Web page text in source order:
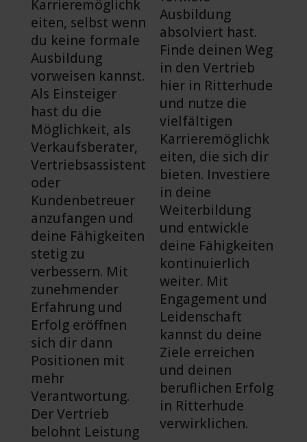
Karrieremöglichk
eiten, selbst wenn
du keine formale
Ausbildung
vorweisen kannst.
Als Einsteiger
hast du die
Möglichkeit, als
Verkaufsberater,
Vertriebsassistent
oder
Kundenbetreuer
anzufangen und
deine Fähigkeiten
stetig zu
verbessern. Mit
zunehmender
Erfahrung und
Erfolg eröffnen
sich dir dann
Positionen mit
mehr
Verantwortung.
Der Vertrieb
belohnt Leistung
Ausbildung
absolviert hast.
Finde deinen Weg
in den Vertrieb
hier in Ritterhude
und nutze die
vielfältigen
Karrieremöglichk
eiten, die sich dir
bieten. Investiere
in deine
Weiterbildung
und entwickle
deine Fähigkeiten
kontinuierlich
weiter. Mit
Engagement und
Leidenschaft
kannst du deine
Ziele erreichen
und deinen
beruflichen Erfolg
in Ritterhude
verwirklichen.